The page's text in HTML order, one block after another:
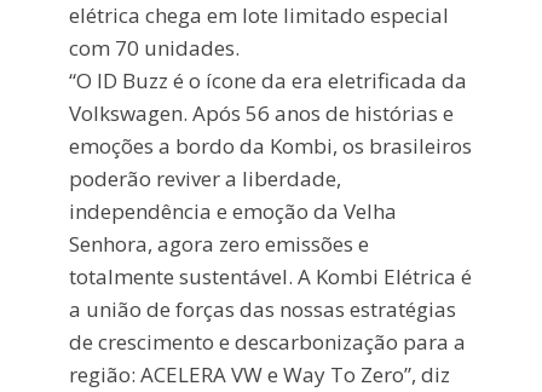
elétrica chega em lote limitado especial
com 70 unidades.
“O ID Buzz é o ícone da era eletrificada da
Volkswagen. Após 56 anos de histórias e
emoções a bordo da Kombi, os brasileiros
poderão reviver a liberdade,
independência e emoção da Velha
Senhora, agora zero emissões e
totalmente sustentável. A Kombi Elétrica é
a união de forças das nossas estratégias
de crescimento e descarbonização para a
região: ACELERA VW e Way To Zero”, diz